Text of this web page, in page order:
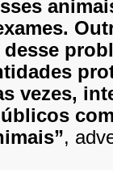
vezes,
,